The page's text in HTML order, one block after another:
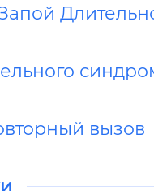
вызов